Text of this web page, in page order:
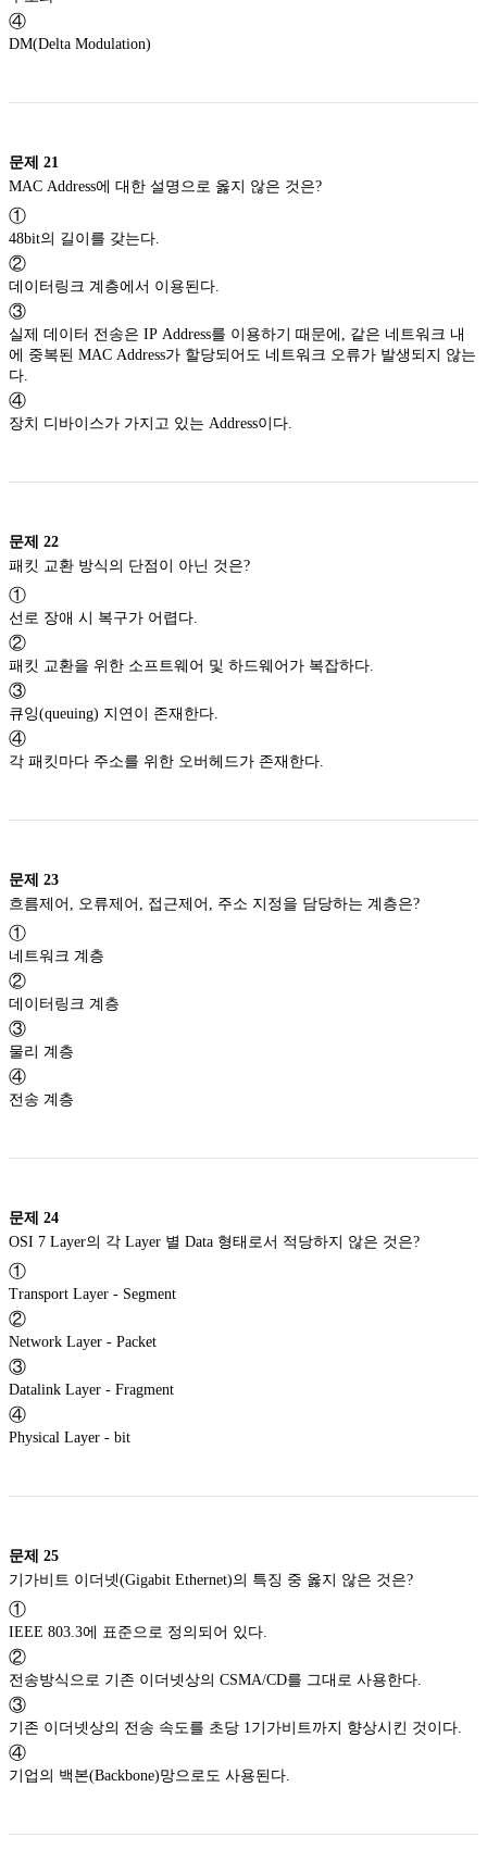
④
DM(Delta Modulation)
문제 21
①
48bit의 길이를 갖는다.
②
데이터링크 계층에서 이용된다.
③
실제 데이터 전송은 IP Address를 이용하기 때문에, 같은 네트워크 내
에 중복된 MAC Address가 할당되어도 네트워크 오류가 발생되지 않는
다.
④
장치 디바이스가 가지고 있는 Address이다.
문제 22
①
선로 장애 시 복구가 어렵다.
②
패킷 교환을 위한 소프트웨어 및 하드웨어가 복잡하다.
③
큐잉(queuing) 지연이 존재한다.
④
각 패킷마다 주소를 위한 오버헤드가 존재한다.
문제 23
①
네트워크 계층
②
데이터링크 계층
③
물리 계층
④
전송 계층
문제 24
①
Transport Layer - Segment
②
Network Layer - Packet
③
Datalink Layer - Fragment
④
Physical Layer - bit
문제 25
①
IEEE 803.3에 표준으로 정의되어 있다.
②
전송방식으로 기존 이더넷상의 CSMA/CD를 그대로 사용한다.
③
기존 이더넷상의 전송 속도를 초당 1기가비트까지 향상시킨 것이다.
④
기업의 백본(Backbone)망으로도 사용된다.